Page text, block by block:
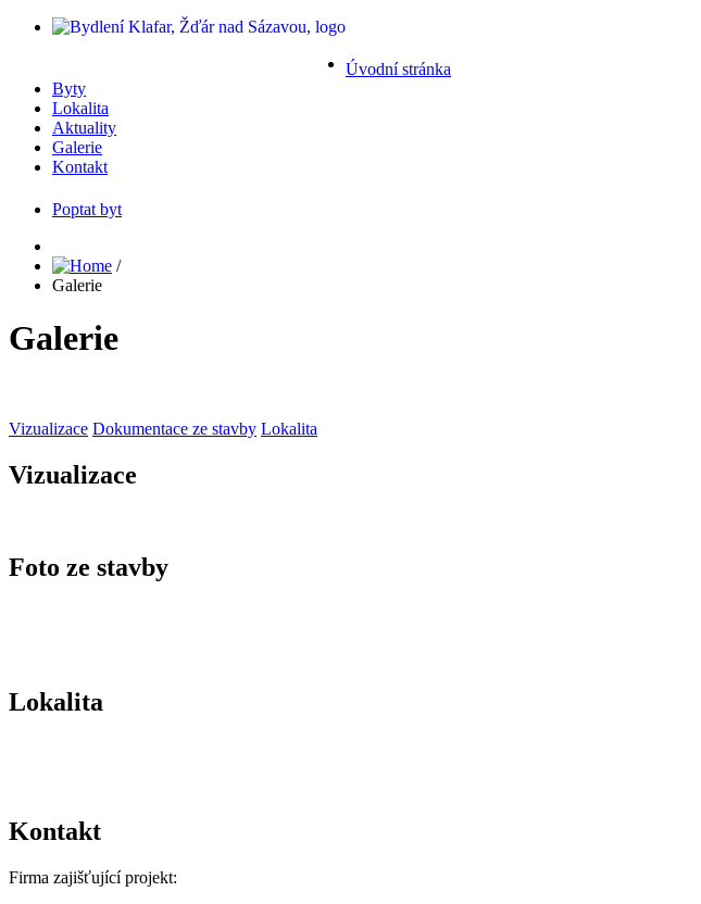
Úvodní stránka
Byty
Lokalita
Aktuality
Galerie
Kontakt
Poptat byt
/
Galerie
Galerie
Vizualizace Dokumentace ze stavby Lokalita
Vizualizace
Foto ze stavby
Lokalita
Kontakt
Firma zajišťující projekt: